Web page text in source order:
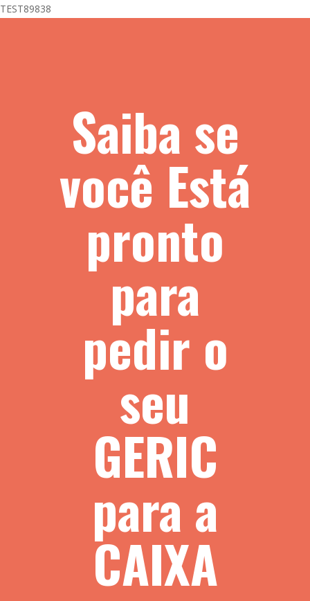
TEST89838
Skip
Saiba se
você Está
pronto
para
pedir o
seu
GERIC
para a
CAIXA